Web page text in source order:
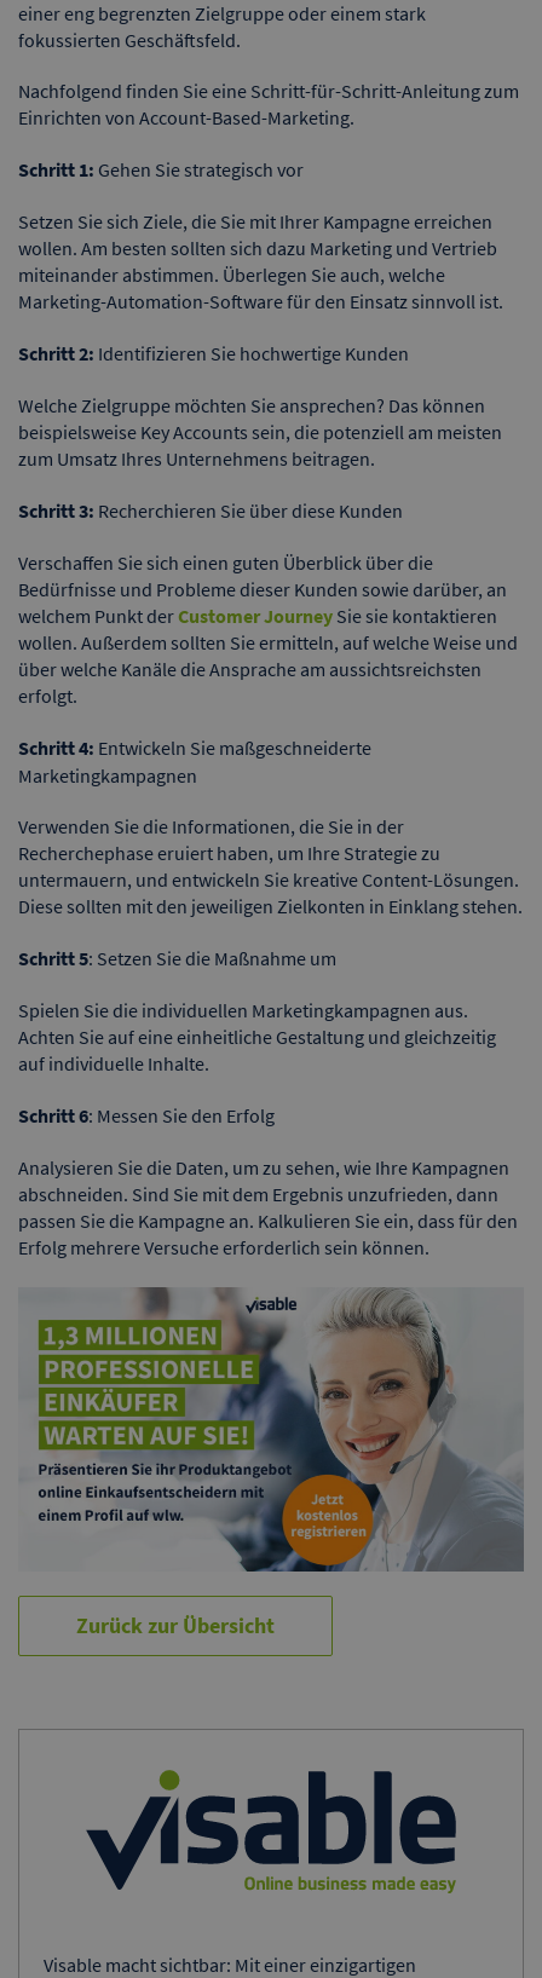
einer eng begrenzten Zielgruppe oder einem stark
fokussierten Geschäftsfeld.
Nachfolgend finden Sie eine Schritt-für-Schritt-Anleitung zum
Einrichten von Account-Based-Marketing.
Schritt 1: Gehen Sie strategisch vor
Setzen Sie sich Ziele, die Sie mit Ihrer Kampagne erreichen
wollen. Am besten sollten sich dazu Marketing und Vertrieb
miteinander abstimmen. Überlegen Sie auch, welche
Marketing-Automation-Software für den Einsatz sinnvoll ist.
Schritt 2: Identifizieren Sie hochwertige Kunden
Welche Zielgruppe möchten Sie ansprechen? Das können
beispielsweise Key Accounts sein, die potenziell am meisten
zum Umsatz Ihres Unternehmens beitragen.
Schritt 3: Recherchieren Sie über diese Kunden
Verschaffen Sie sich einen guten Überblick über die
Bedürfnisse und Probleme dieser Kunden sowie darüber, an
welchem Punkt derCustomer Journey Sie sie kontaktieren
wollen. Außerdem sollten Sie ermitteln, auf welche Weise und
über welche Kanäle die Ansprache am aussichtsreichsten
erfolgt.
Schritt 4: Entwickeln Sie maßgeschneiderte
Marketingkampagnen
Verwenden Sie die Informationen, die Sie in der
Recherchephase eruiert haben, um Ihre Strategie zu
untermauern, und entwickeln Sie kreative Content-Lösungen.
Diese sollten mit den jeweiligen Zielkonten in Einklang stehen.
Schritt 5: Setzen Sie die Maßnahme um
Spielen Sie die individuellen Marketingkampagnen aus.
Achten Sie auf eine einheitliche Gestaltung und gleichzeitig
auf individuelle Inhalte.
Schritt 6: Messen Sie den Erfolg
Analysieren Sie die Daten, um zu sehen, wie Ihre Kampagnen
abschneiden. Sind Sie mit dem Ergebnis unzufrieden, dann
passen Sie die Kampagne an. Kalkulieren Sie ein, dass für den
Erfolg mehrere Versuche erforderlich sein können.
Zurück zur Übersicht
Visable macht sichtbar: Mit einer einzigartigen